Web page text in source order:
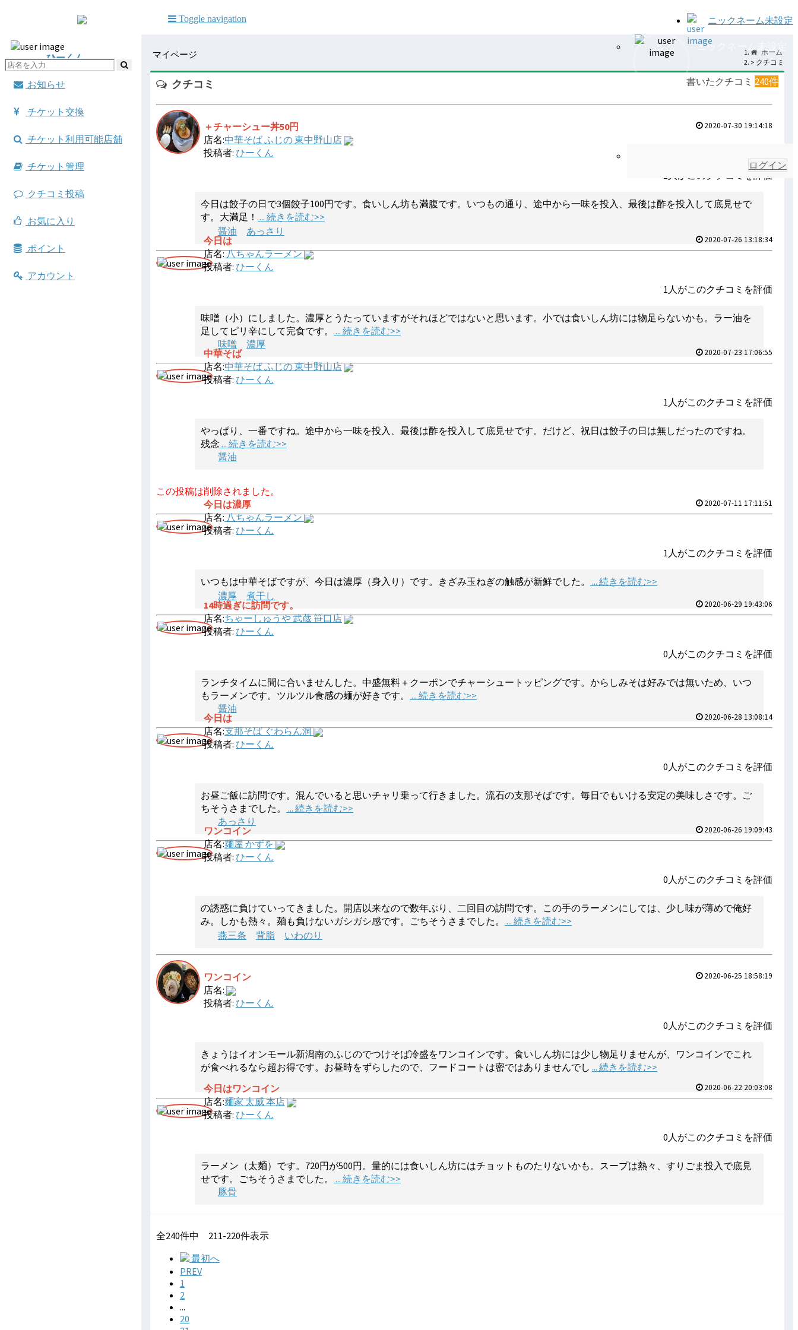
Toggle navigation ニックネーム未設定
ニックネーム未設定
ログイン
ひーくん
お知らせ
チケット交換
チケット利用可能店舗
チケット管理
クチコミ投稿
お気に入り
ポイント
アカウント
マイページ
ホーム
クチコミ
クチコミ 書いたクチコミ 240件
2020-07-30 19:14:18
＋チャーシュー丼50円
店名:中華そば ふじの 東中野山店
投稿者: ひーくん
1人がこのクチコミを評価
今日は餃子の日で3個餃子100円です。食いしん坊も満腹です。いつもの通り、途中から一味を投入、最後は酢を投入して底見せで
す。大満足！ ... 続きを読む>>
醤油
あっさり
2020-07-26 13:18:34
今日は
店名:八ちゃんラーメン
投稿者: ひーくん
1人がこのクチコミを評価
味噌（小）にしました。濃厚とうたっていますがそれほどではないと思います。小では食いしん坊には物足らないかも。ラー油を
足してピリ辛にして完食です。
... 続きを読む>>
味噌
濃厚
2020-07-23 17:06:55
中華そば
店名:中華そば ふじの 東中野山店
投稿者: ひーくん
1人がこのクチコミを評価
やっぱり、一番ですね。途中から一味を投入、最後は酢を投入して底見せです。だけど、祝日は餃子の日は無しだったのですね。
残念 ... 続きを読む>>
醤油
この投稿は削除されました。
2020-07-11 17:11:51
今日は濃厚
店名:八ちゃんラーメン
投稿者: ひーくん
1人がこのクチコミを評価
いつもは中華そばですが、今日は濃厚（身入り）です。きざみ玉ねぎの触感が新鮮でした。
... 続きを読む>>
濃厚
煮干し
2020-06-29 19:43:06
14時過ぎに訪問です。
店名:ちゃーしゅうや 武蔵 笹口店
投稿者: ひーくん
0人がこのクチコミを評価
ランチタイムに間に合いませんした。中盛無料＋クーポンでチャーシュートッピングです。からしみそは好みでは無いため、いつ
もラーメンです。ツルツル食感の麺が好きです。
... 続きを読む>>
醤油
2020-06-28 13:08:14
今日は
店名:支那そば ぐわらん洞
投稿者: ひーくん
0人がこのクチコミを評価
お昼ご飯に訪問です。混んでいると思いチャリ乗って行きました。流石の支那そばです。毎日でもいける安定の美味しさです。ご
ちそうさまでした。
... 続きを読む>>
あっさり
2020-06-26 19:09:43
ワンコイン
店名:麺屋 かずを
投稿者: ひーくん
0人がこのクチコミを評価
の誘惑に負けていってきました。開店以来なので数年ぶり、二回目の訪問です。この手のラーメンにしては、少し味が薄めで俺好
み。しかも熱々。麺も負けないガシガシ感です。ごちそうさまでした。
... 続きを読む>>
燕三条
背脂 いわのり
2020-06-25 18:58:19
ワンコイン
店名:
投稿者: ひーくん
0人がこのクチコミを評価
きょうはイオンモール新潟南のふじのでつけそば冷盛をワンコインです。食いしん坊には少し物足りませんが、ワンコインでこれ
が食べれるなら超お得です。お昼時をずらしたので、フードコートは密ではありませんでし ... 続きを読む>>
2020-06-22 20:03:08
今日はワンコイン
店名:麺家 太威 本店
投稿者: ひーくん
0人がこのクチコミを評価
ラーメン（太麺）です。720円が500円。量的には食いしん坊にはチョットものたりないかも。スープは熱々、すりごま投入で底見
せです。ごちそうさまでした。
... 続きを読む>>
豚骨
全240件中 211-220件表示
最初へ
PREV
1
2
...
20